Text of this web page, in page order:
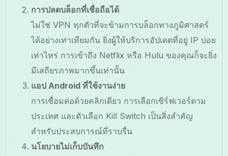
การปลดบล็อกที่เชื่อถือได้
ไม่ใช่ VPN ทุกตัวที่จะข้ามการบล็อกทางภูมิศาสตร์
ได้อย่างเท่าเทียมกัน ยิ่งผู้ให้บริการอัปเดตที่อยู่ IP บ่อย
เท่าไหร่ การเข้าถึง Netflix หรือ Hulu ของคุณก็จะยิ่ง
มีเสถียรภาพมากขึ้นเท่านั้น
แอป Android ที่ใช้งานง่าย
การเชื่อมต่อด้วยคลิกเดียว การเลือกเซิร์ฟเวอร์ตาม
ประเทศ และตัวเลือก Kill Switch เป็นสิ่งสำคัญ
สำหรับประสบการณ์ที่ราบรื่น
นโยบายไม่เก็บบันทึก